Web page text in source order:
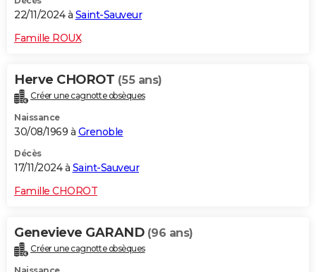
22/11/2024 à Saint-Sauveur
Famille ROUX
Herve CHOROT (55 ans)
Créer une cagnotte obsèques
Naissance
30/08/1969 à Grenoble
Décès
17/11/2024 à Saint-Sauveur
Famille CHOROT
Genevieve GARAND (96 ans)
Créer une cagnotte obsèques